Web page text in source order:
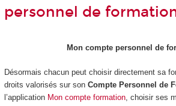
personnel de
Mon compte personnel de
Désormais chacun peut choisir directement sa
droits valorisés sur sonCompte Personnel de
l’application Mon compte formation, choisir ses